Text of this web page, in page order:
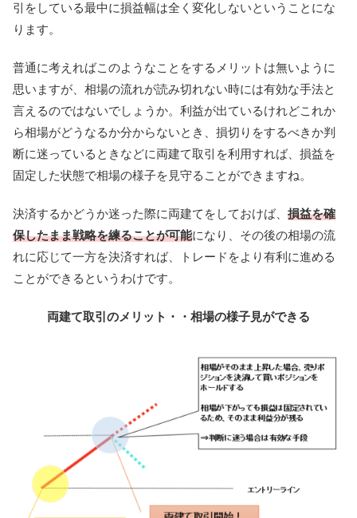
引をしている最中に損益幅は全く変化しないということにな
ります。
普通に考えればこのようなことをするメリットは無いように
思いますが、相場の流れが読み切れない時には有効な手法と
言えるのではないでしょうか。利益が出ているけれどこれか
ら相場がどうなるか分からないとき、損切りをするべきか判
断に迷っているときなどに両建て取引を利用すれば、損益を
固定した状態で相場の様子を見守ることができますね。
決済するかどうか迷った際に両建てをしておけば、 損益を確
保したまま戦略を練ることが可能になり、その後の相場の流
れに応じて一方を決済すれば、トレードをより有利に進める
ことができるというわけです。
両建て取引のメリット・・相場の様子見ができる